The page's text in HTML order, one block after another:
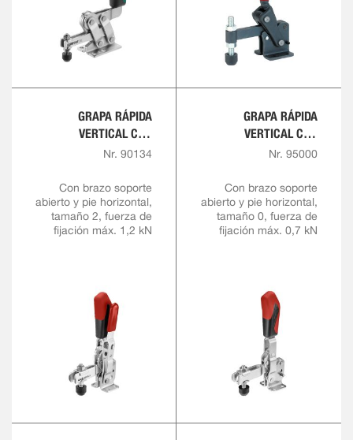
GRAPA RÁPIDA
VERTICAL CON
EMPUÑADURA ROJA Y
SEGURIDAD
Nr. 90134
Con brazo soporte
abierto y pie horizontal,
tamaño 2, fuerza de
fijación máx. 1,2 kN
GRAPA RÁPIDA
VERTICAL CON
EMPUÑADURA ROJA
Nr. 95000
Con brazo soporte
abierto y pie horizontal,
tamaño 0, fuerza de
fijación máx. 0,7 kN